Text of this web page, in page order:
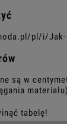
pl/i/
są w
materiału)